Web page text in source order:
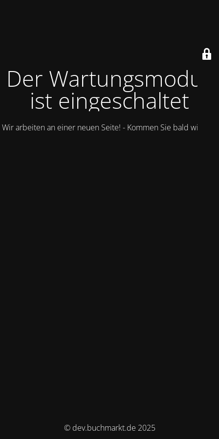
Der Wartungsmodus
ist eingeschaltet
Wir arbeiten an einer neuen Seite! - Kommen Sie bald wieder.
© dev.buchmarkt.de 2025